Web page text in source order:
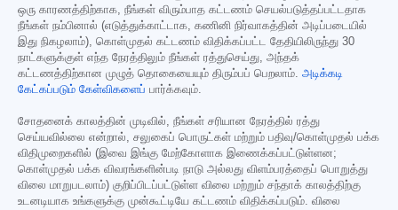
ஒரு காரணத்திற்காக, நீங்கள் விரும்பாத கட்டணம் செயல்படுத்தப்பட்டதாக
நீங்கள் நம்பினால் (எடுத்துக்காட்டாக, கணினி நிர்வாகத்தின் அடிப்படையில்
இது நிகழலாம்), கொள்முதல் கட்டணம் விதிக்கப்பட்ட தேதியிலிருந்து 30
நாட்களுக்குள் எந்த நேரத்திலும் நீங்கள் ரத்துசெய்து, அந்தக்
கட்டணத்திற்கான முழுத் தொகையையும் திரும்பப் பெறலாம். அடிக்கடி
கேட்கப்படும் கேள்விகளைப் பார்க்கவும்.
சோதனைக் காலத்தின் முடிவில், நீங்கள் சரியான நேரத்தில் ரத்து
செய்யவில்லை என்றால், சலுகைப் பொருட்கள் மற்றும் பதிவு/கொள்முதல் பக்க
விதிமுறைகளில் (இவை இங்கு மேற்கோளாக இணைக்கப்பட்டுள்ளன;
கொள்முதல் பக்க விவரங்களின்படி நாடு அல்லது விளம்பரத்தைப் பொறுத்து
விலை மாறுபடலாம்) குறிப்பிடப்பட்டுள்ள விலை மற்றும் சந்தாக் காலத்திற்கு
உடனடியாக உங்களுக்கு முன்கூட்டியே கட்டணம் விதிக்கப்படும். விலை